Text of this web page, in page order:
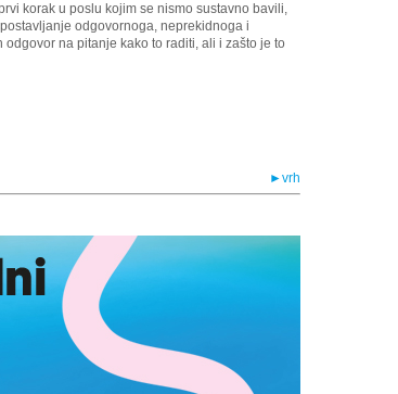
korak u poslu kojim se nismo sustavno bavili,
odgovornoga, neprekidnoga i
na pitanje kako to raditi, ali i zašto je to
►vrh